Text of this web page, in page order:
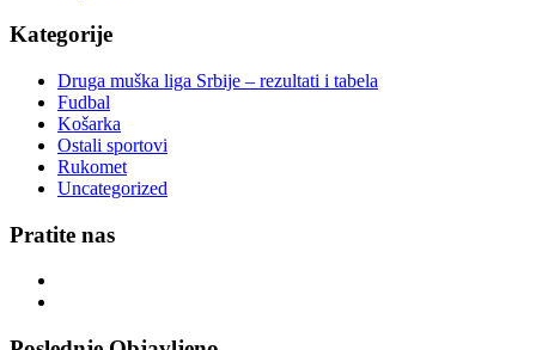
Kategorije
Druga muška liga Srbije – rezultati i tabela
Fudbal
Košarka
Ostali sportovi
Rukomet
Uncategorized
Pratite nas